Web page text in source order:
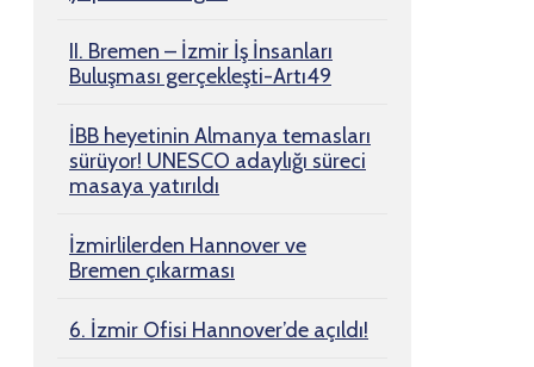
II. Bremen – İzmir İş İnsanları
Buluşması gerçekleşti-Artı49
İBB heyetinin Almanya temasları
sürüyor! UNESCO adaylığı süreci
masaya yatırıldı
İzmirlilerden Hannover ve
Bremen çıkarması
6. İzmir Ofisi Hannover’de açıldı!